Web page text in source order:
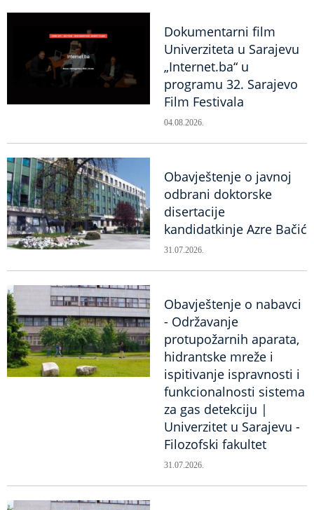
Dokumentarni film
Univerziteta u Sarajevu
„Internet.ba“ u
programu 32. Sarajevo
Film Festivala
04.08.2026.
Obavještenje o javnoj
odbrani doktorske
disertacije
kandidatkinje Azre Bačić
31.07.2026.
Obavještenje o nabavci
- Održavanje
protupožarnih aparata,
hidrantske mreže i
ispitivanje ispravnosti i
funkcionalnosti sistema
za gas detekciju |
Univerzitet u Sarajevu -
Filozofski fakultet
31.07.2026.